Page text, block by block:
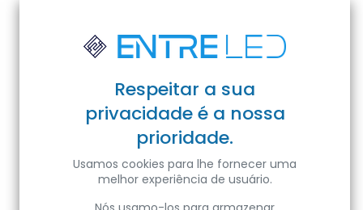
Respeitar a sua
privacidade é a nossa
prioridade.
Usamos cookies para lhe fornecer uma
melhor experiência de usuário.